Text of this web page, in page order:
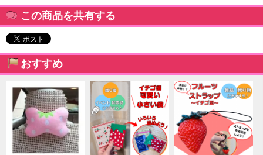
この商品を共有する
おすすめ